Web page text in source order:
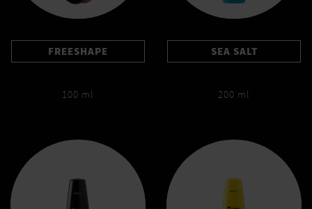
FREESHAPE
100 ml
SEA SALT
200 ml